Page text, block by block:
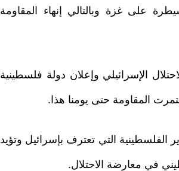
على غزة وبالتالي إنهاء المقاومة
الإسرائيلي وإعلان دولة فلسطينية
المقاومة حتى يومنا هذا.
التي تعترف بإسرائيل وتؤيد
في معارضة الاحتلال.